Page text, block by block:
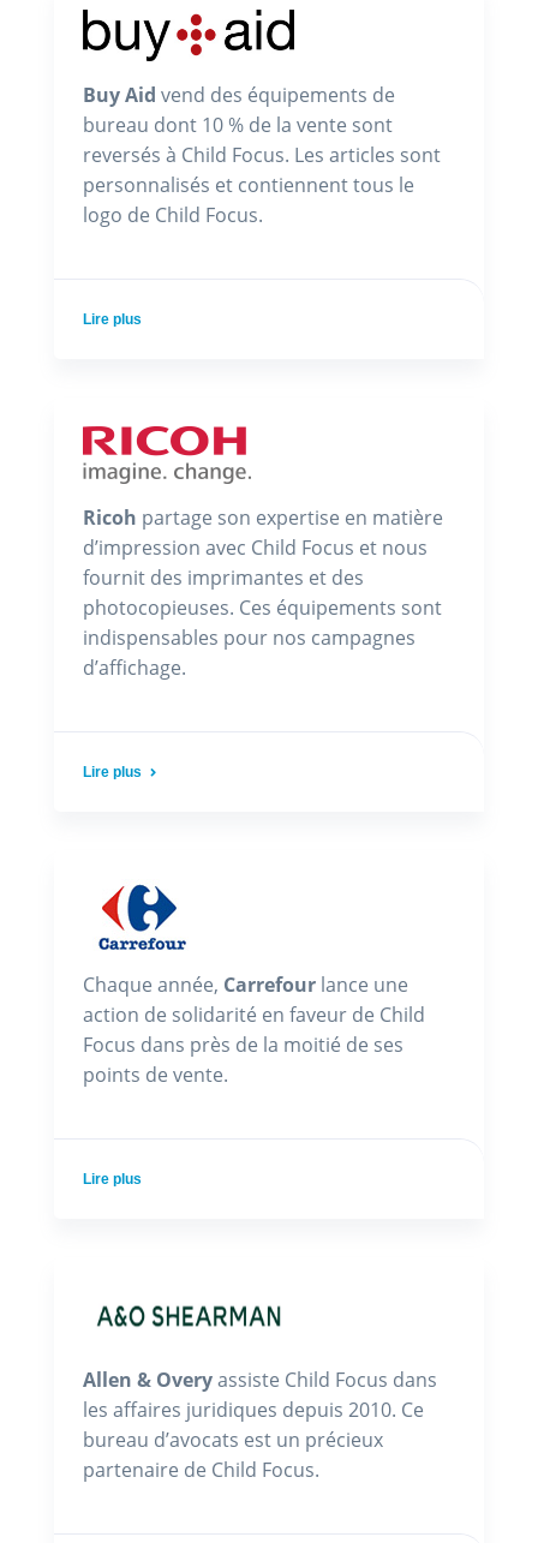
Buy Aid vend des équipements de
bureau dont 10 % de la vente sont
reversés à Child Focus. Les articles sont
personnalisés et contiennent tous le
logo de Child Focus.
Lire plus
Ricoh partage son expertise en matière
d’impression avec Child Focus et nous
fournit des imprimantes et des
photocopieuses. Ces équipements sont
indispensables pour nos campagnes
d’affichage.
Lire plus
Chaque année, Carrefour lance une
action de solidarité en faveur de Child
Focus dans près de la moitié de ses
points de vente.
Lire plus
Allen & Overyassiste Child Focus dans
les affaires juridiques depuis 2010. Ce
bureau d’avocats est un précieux
partenaire de Child Focus.